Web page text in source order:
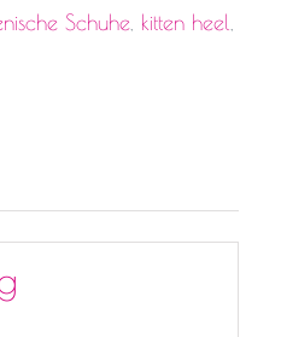
Schuhe kitten heel